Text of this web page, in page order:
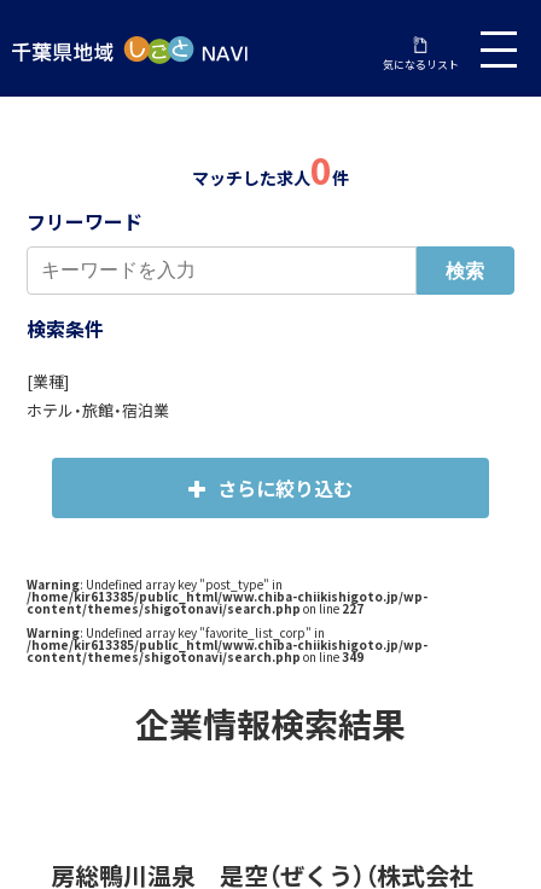
気になるリスト
マッチした求人0件
フリーワード
検索条件
[業種]
ホテル・旅館・宿泊業
さらに絞り込む
Warning: Undefined array key "post_type" in
/home/kir613385/public_html/www.chiba-chiikishigoto.jp/wp-
content/themes/shigotonavi/search.php on line 227
Warning: Undefined array key "favorite_list_corp" in
/home/kir613385/public_html/www.chiba-chiikishigoto.jp/wp-
content/themes/shigotonavi/search.php on line349
企業情報検索結果
房総鴨川温泉 是空（ぜくう）（株式会社